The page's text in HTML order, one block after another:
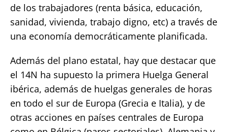
de los trabajadores (renta básica, educación,
sanidad, vivienda, trabajo digno, etc) a través de
una economía democráticamente planificada.
Además del plano estatal, hay que destacar que
el 14N ha supuesto la primera Huelga General
ibérica, además de huelgas generales de horas
en todo el sur de Europa (Grecia e Italia), y de
otras acciones en países centrales de Europa